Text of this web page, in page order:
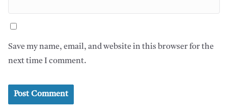
Save my name, email, and website in this browser for the
next time I comment.